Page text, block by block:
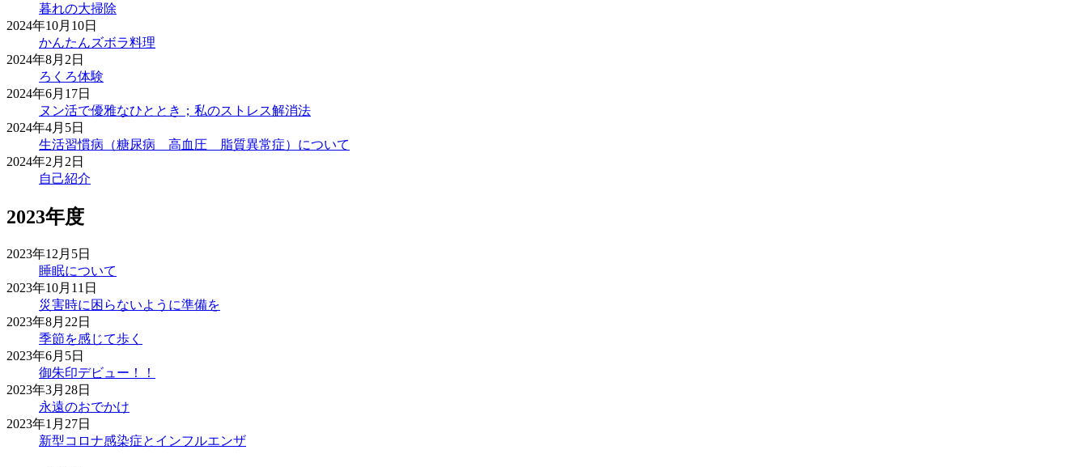
暮れの大掃除
2024年10月10日
かんたんズボラ料理
2024年8月2日
ろくろ体験
2024年6月17日
ヌン活で優雅なひととき；私のストレス解消法
2024年4月5日
生活習慣病（糖尿病 高血圧 脂質異常症）について
2024年2月2日
自己紹介
2023年度
2023年12月5日
睡眠について
2023年10月11日
災害時に困らないように準備を
2023年8月22日
季節を感じて歩く
2023年6月5日
御朱印デビュー！！
2023年3月28日
永遠のおでかけ
2023年1月27日
新型コロナ感染症とインフルエンザ